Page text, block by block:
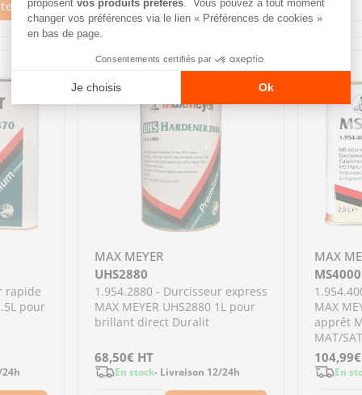
STANDOX EASY très rapide VOC 5-15 1L
STANDOX EASY très rapide VOC 5-15 1L
pour 1-10 - Durcisseur DEBEER 1L pour
la quantité pour 1-10 - Durcisseur DEBEER 1L
Diminuer la quantité pour 1-70 -
Augmenter la quantité pour
Ajouter
rapide
pour
MAX MEYER
UHS2880
1.954.2880 - Durcisseur express
MAX MEYER UHS2880 1L pour
brillant direct Duralit
Prix
68,50€ HT
En stock- Livraison 12/24h
MAX
MS4000
MAX
apprêt
MAT/
Prix
104,99€
En